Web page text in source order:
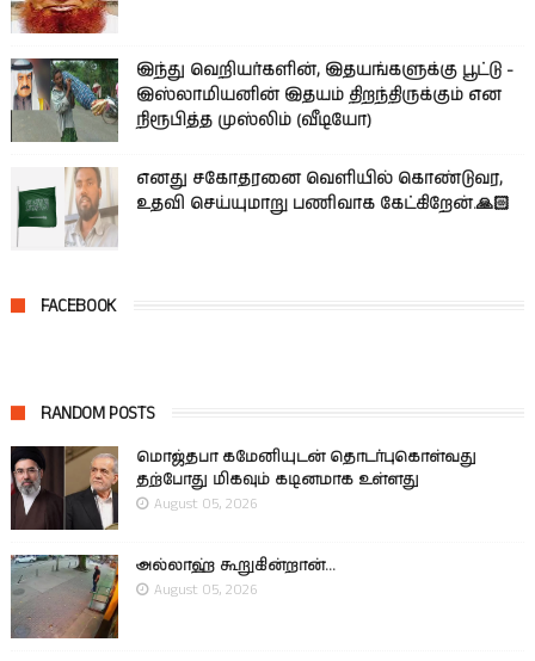
இந்து வெறியர்களின், இதயங்களுக்கு பூட்டு -
இஸ்லாமியனின் இதயம் திறந்திருக்கும் என
நிரூபித்த முஸ்லிம் (வீடியோ)
எனது சகோதரனை வெளியில் கொண்டுவர,
உதவி செய்யுமாறு பணிவாக கேட்கிறேன்.🙏🏻
FACEBOOK
RANDOM POSTS
மொஜ்தபா கமேனியுடன் தொடர்புகொள்வது
தற்போது மிகவும் கடினமாக உள்ளது
August 05, 2026
அல்லாஹ் கூறுகின்றான்...
August 05, 2026